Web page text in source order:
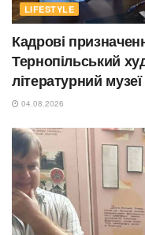
LIFESTYLE
Кадрові
Тернопільський
літературний
04.08.2026